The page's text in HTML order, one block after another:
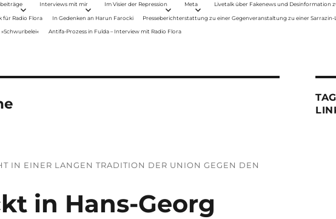
Interviews mit mir Im Visier der Repression Meta Livetalk über Fakenews und Desinformation
für Radio Flora In Gedenken an Harun Farocki Presseberichterstattung zu einer Gegenveranstaltung zu einer Sarrazin-
Antifa-Prozess in Fulda – Interview mit Radio Flora
IN EINER LANGEN TRADITION DER UNION GEGEN DEN
in Hans-Georg